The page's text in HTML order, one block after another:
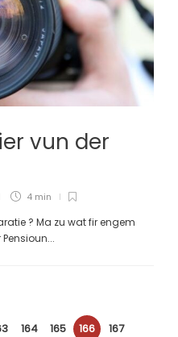
vun der
4 min
? Ma zu wat fir engem
164 165 166 167